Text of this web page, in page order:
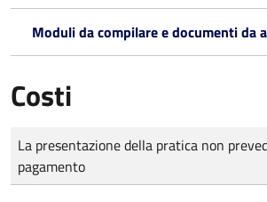
Moduli da compilare e documenti da
Costi
Tipo di pagamento
Importo
La presentazione della pratica non
pagamento